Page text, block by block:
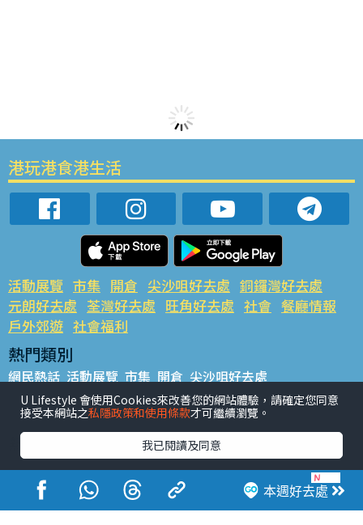
本週好去處
港玩港食港生活
活動展覽 市集 開倉 尖沙咀好去處 銅鑼灣好去處
元朗好去處 荃灣好去處 旺角好去處 社會 餐廳情報
戶外郊遊 社會福利
熱門類別
網民熱話 活動展覽 市集 開倉 尖沙咀好去處
銅鑼灣好去處 元朗好去處 荃灣好去處 旺角好去處 社會
餐廳情報 戶外郊遊
熱門標籤
#UGO搵好去處 #人氣活動推介 #美食社群熱話
#親子玩樂好去處
#ULifestyle應用程式
#限時搶
#UJetso禮物放送
#ULifestyle商戶中心 #著數 #網絡熱話
U Lifestyle 會使用Cookies來改善您的網站體驗，請確定您同意
接受本網站之私隱政策和使用條款才可繼續瀏覽。
我已閱讀及同意